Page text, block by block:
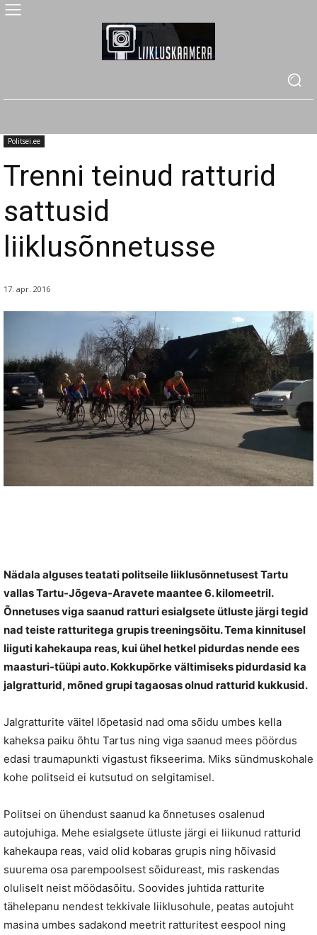
Politsei.ee
Trenni teinud ratturid
sattusid
liiklusõnnetusse
17. apr. 2016
Nädala alguses teatati politseile liiklusõnnetusest Tartu
vallas Tartu-Jõgeva-Aravete maantee 6. kilomeetril.
Õnnetuses viga saanud ratturi esialgsete ütluste järgi tegid
nad teiste ratturitega grupis treeningsõitu. Tema kinnitusel
liiguti kahekaupa reas, kui ühel hetkel pidurdas nende ees
maasturi-tüüpi auto. Kokkupõrke vältimiseks pidurdasid ka
jalgratturid, mõned grupi tagaosas olnud ratturid kukkusid.
Jalgratturite väitel lõpetasid nad oma sõidu umbes kella
kaheksa paiku õhtu Tartus ning viga saanud mees pöördus
edasi traumapunkti vigastust fikseerima. Miks sündmuskohale
kohe politseid ei kutsutud on selgitamisel.
Politsei on ühendust saanud ka õnnetuses osalenud
autojuhiga. Mehe esialgsete ütluste järgi ei liikunud ratturid
kahekaupa reas, vaid olid kobaras grupis ning hõivasid
suurema osa parempoolsest sõidureast, mis raskendas
oluliselt neist möödasõitu. Soovides juhtida ratturite
tähelepanu nendest tekkivale liiklusohule, peatas autojuht
masina umbes sadakond meetrit ratturitest eespool ning